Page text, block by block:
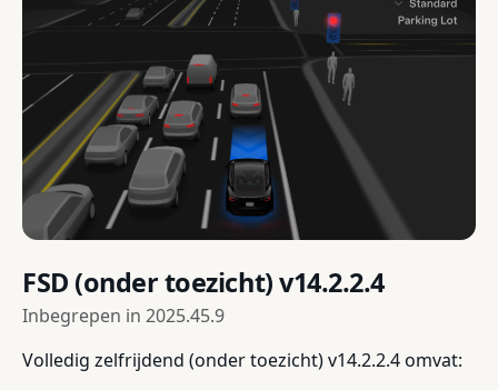
FSD (onder toezicht) v14.2.2.4
Inbegrepen in 2025.45.9
Volledig zelfrijdend (onder toezicht) v14.2.2.4 omvat: